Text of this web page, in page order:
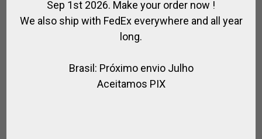
Sep 1st 2026. Make your order now !
We also ship with FedEx everywhere and all year
long.
Brasil: Próximo envio Julho
Aceitamos PIX